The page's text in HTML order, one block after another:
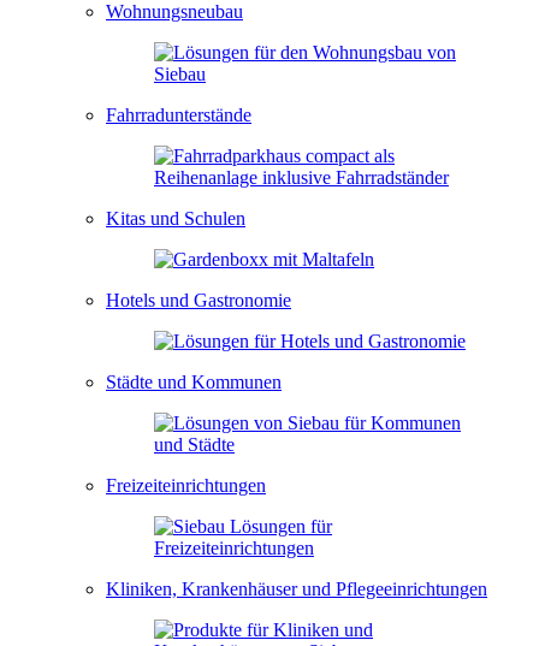
Wohnungsneubau
Fahrradunterstände
Kitas und Schulen
Hotels und Gastronomie
Städte und Kommunen
Freizeiteinrichtungen
Kliniken, Krankenhäuser und Pflegeeinrichtungen